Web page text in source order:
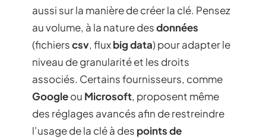
aussi sur la manière de créer la clé. Pensez
au volume, à la nature desdonnées
(fichierscsv, fluxbig data) pour adapter le
niveau de granularité et les droits
associés. Certains fournisseurs, comme
Googleou Microsoft, proposent même
des réglages avancés afin de restreindre
l’usage de la clé à des points de